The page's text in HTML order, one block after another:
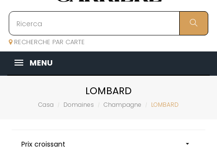
RECHERCHE PAR CARTE
MENU
LOMBARD
Casa Domaines Champagne LOMBARD
Prix croissant 